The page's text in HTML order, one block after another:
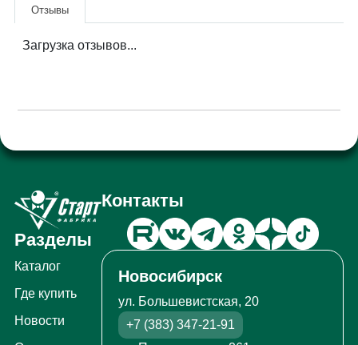
Отзывы
Загрузка отзывов...
Разделы
Каталог
Где купить
Новости
Контакты
Новосибирск
ул. Большевистская, 20
+7 (383) 347-21-91